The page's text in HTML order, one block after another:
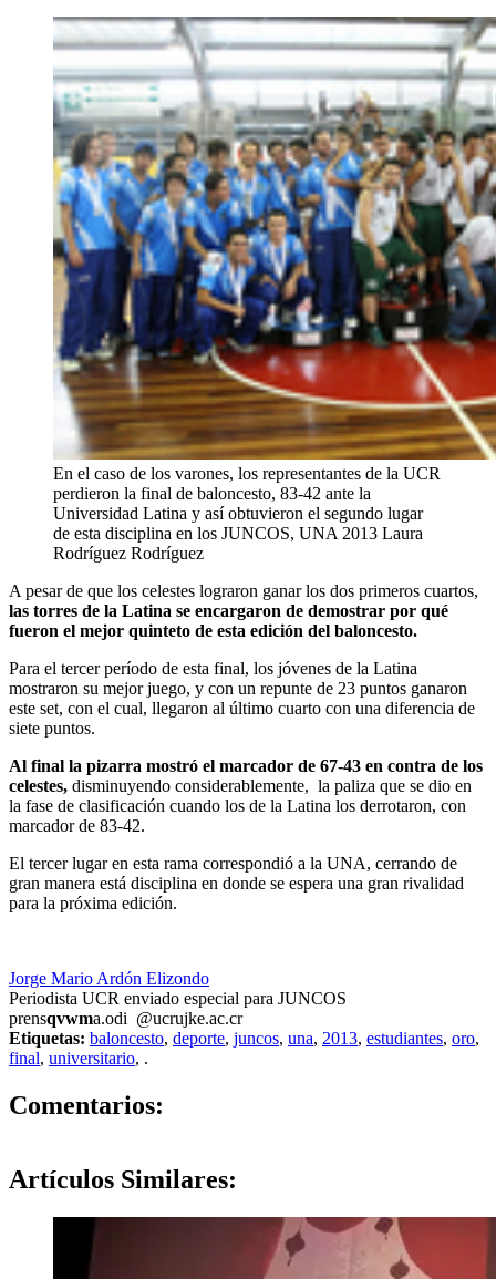
En el caso de los varones, los representantes de la UCR
perdieron la final de baloncesto, 83-42 ante la
Universidad Latina y así obtuvieron el segundo lugar
de esta disciplina en los JUNCOS, UNA 2013 Laura
Rodríguez Rodríguez
A pesar de que los celestes lograron ganar los dos primeros cuartos,
las torres de la Latina se encargaron de demostrar por qué
fueron el mejor quinteto de esta edición del baloncesto.
Para el tercer período de esta final, los jóvenes de la Latina
mostraron su mejor juego, y con un repunte de 23 puntos ganaron
este set, con el cual, llegaron al último cuarto con una diferencia de
siete puntos.
Al final la pizarra mostró el marcador de 67-43 en contra de los
celestes, disminuyendo considerablemente, la paliza que se dio en
la fase de clasificación cuando los de la Latina los derrotaron, con
marcador de 83-42.
El tercer lugar en esta rama correspondió a la UNA, cerrando de
gran manera está disciplina en donde se espera una gran rivalidad
para la próxima edición.
Jorge Mario Ardón Elizondo
Periodista UCR enviado especial para JUNCOS
prensqvwma.odi @ucrujke.ac.cr
Etiquetas: baloncesto, deporte, juncos, una, 2013, estudiantes, oro,
final, universitario, .
Comentarios:
Artículos Similares: